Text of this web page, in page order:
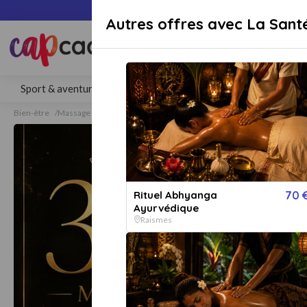
Rechercher une activité, un
Sport & aventure Séjours Gastronomie Bien-être
Bien-être Massage Massage Raismes
Autres offres avec La
Rituel Abhyanga
Ayurvédique
70
Raismes